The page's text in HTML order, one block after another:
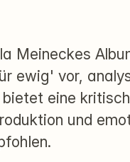
Meineckes
ewig' vor,
eine
und